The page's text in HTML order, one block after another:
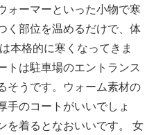
ォーマーといった小物で寒
く部位を温めるだけで、体
本格的に寒くなってきま
トは駐車場のエントランス
そうです。ウォーム素材の
手のコートがいいでしょ
を着るとなおいいです。 女